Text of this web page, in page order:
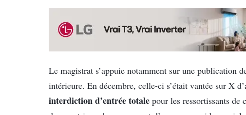
Le magistrat s’appuie notamment sur une publication
intérieure. En décembre, celle-ci s’était vantée sur X
interdiction d’entrée totale pour les ressortissants de